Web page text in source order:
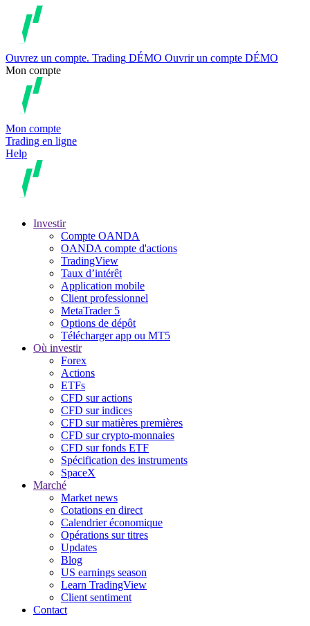
Ouvrez un compte. Trading DÉMO Ouvrir un compte DÉMO
Mon compte
Mon compte
Trading en ligne
Help
Investir
Compte OANDA
OANDA compte d'actions
TradingView
Taux d’intérêt
Application mobile
Client professionnel
MetaTrader 5
Options de dépôt
Télécharger app ou MT5
Où investir
Forex
Actions
ETFs
CFD sur actions
CFD sur indices
CFD sur matières premières
CFD sur crypto-monnaies
CFD sur fonds ETF
Spécification des instruments
SpaceX
Marché
Market news
Cotations en direct
Calendrier économique
Opérations sur titres
Updates
Blog
US earnings season
Learn TradingView
Client sentiment
Contact